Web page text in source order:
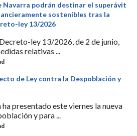
Navarra podrán destinar el superávit
sostenibles tras la
ley 13/2026
ley 13/2026, de 2 de junio,
relativas ...
de Ley contra la Despoblación y
presentado este viernes la nueva
y para ...